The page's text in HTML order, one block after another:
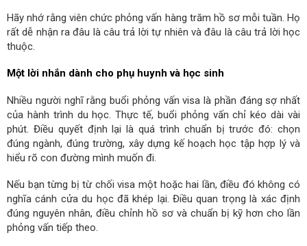
Hãy nhớ rằng viên chức phỏng vấn hàng trăm hồ sơ mỗi tuần. Họ
rất dễ nhận ra đâu là câu trả lời tự nhiên và đâu là câu trả lời học
thuộc.
Một lời nhắn dành cho phụ huynh và học sinh
Nhiều người nghĩ rằng buổi phỏng vấn visa là phần đáng sợ nhất
của hành trình du học. Thực tế, buổi phỏng vấn chỉ kéo dài vài
phút. Điều quyết định lại là quá trình chuẩn bị trước đó: chọn
đúng ngành, đúng trường, xây dựng kế hoạch học tập hợp lý và
hiểu rõ con đường mình muốn đi.
Nếu bạn từng bị từ chối visa một hoặc hai lần, điều đó không có
nghĩa cánh cửa du học đã khép lại. Điều quan trọng là xác định
đúng nguyên nhân, điều chỉnh hồ sơ và chuẩn bị kỹ hơn cho lần
phỏng vấn tiếp theo.